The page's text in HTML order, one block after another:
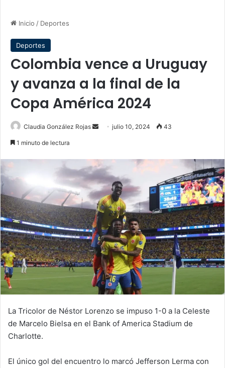
Inicio / Deportes
Deportes
Colombia vence a Uruguay
y avanza a la final de la
Copa América 2024
Claudia González Rojas
Sendjulio 10, 2024 43
1 minuto de lectura
La Tricolor de Néstor Lorenzo se impuso 1-0 a la Celeste
de Marcelo Bielsa en el Bank of America Stadium de
Charlotte.
El único gol del encuentro lo marcó Jefferson Lerma con